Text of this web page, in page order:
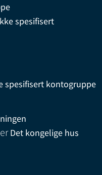
spesifisert
spesifisert kontogruppe
Det kongelige hus